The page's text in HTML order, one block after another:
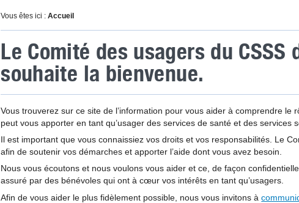
Vous êtes ici :Accueil
Le Comité des usagers du CSSS
souhaite la bienvenue.
Vous trouverez sur ce site de l’information pour vous aider à comprendre le
peut vous apporter en tant qu’usager des services de santé et des services
Il est important que vous connaissiez vos droits et vos responsabilités. Le
afin de soutenir vos démarches et apporter l’aide dont vous avez besoin.
Nous vous écoutons et nous voulons vous aider et ce, de façon
assuré par des bénévoles qui ont à cœur vos intérêts en tant qu’usagers.
Afin de vous aider le plus fidèlement possible, nous vous invitons à